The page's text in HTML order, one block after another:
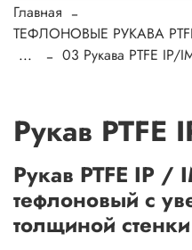
Главная
ТЕФЛОНОВЫЕ РУКАВА
...
03 Рукава PTFE IP/
Рукав PTFE
Рукав PTFE IP
тефлоновый с
толщиной стенки